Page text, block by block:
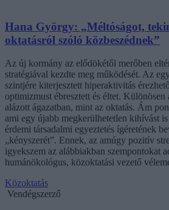
Hana György: „Méltóságot,
oktatásról szóló közbeszédnek”
Az új kormány az elődökétől merőben
stratégiával kezdte meg működését. Az
szintjére kiterjesztett hiperaktivitás
optimizmust ébresztett és éltet.
alázott ágazatban, mint az oktatás. Ám
ami egy újabb megkerülhetetlen kihívást
érdemi társadalmi egyeztetés ígéretének
„kényszerét”. Ennek, az amúgy pozitív
igyekszem az alábbiakban szempontokat
humánökológus, közoktatási vezető
Közoktatás
Vendégszerző